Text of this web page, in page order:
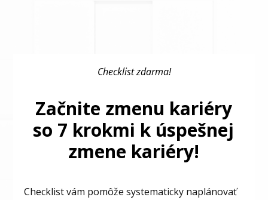
Checklist zdarma!
Začnite zmenu kariéry
so 7 krokmi k úspešnej
zmene kariéry!
Checklist vám pomôže systematicky naplánovať